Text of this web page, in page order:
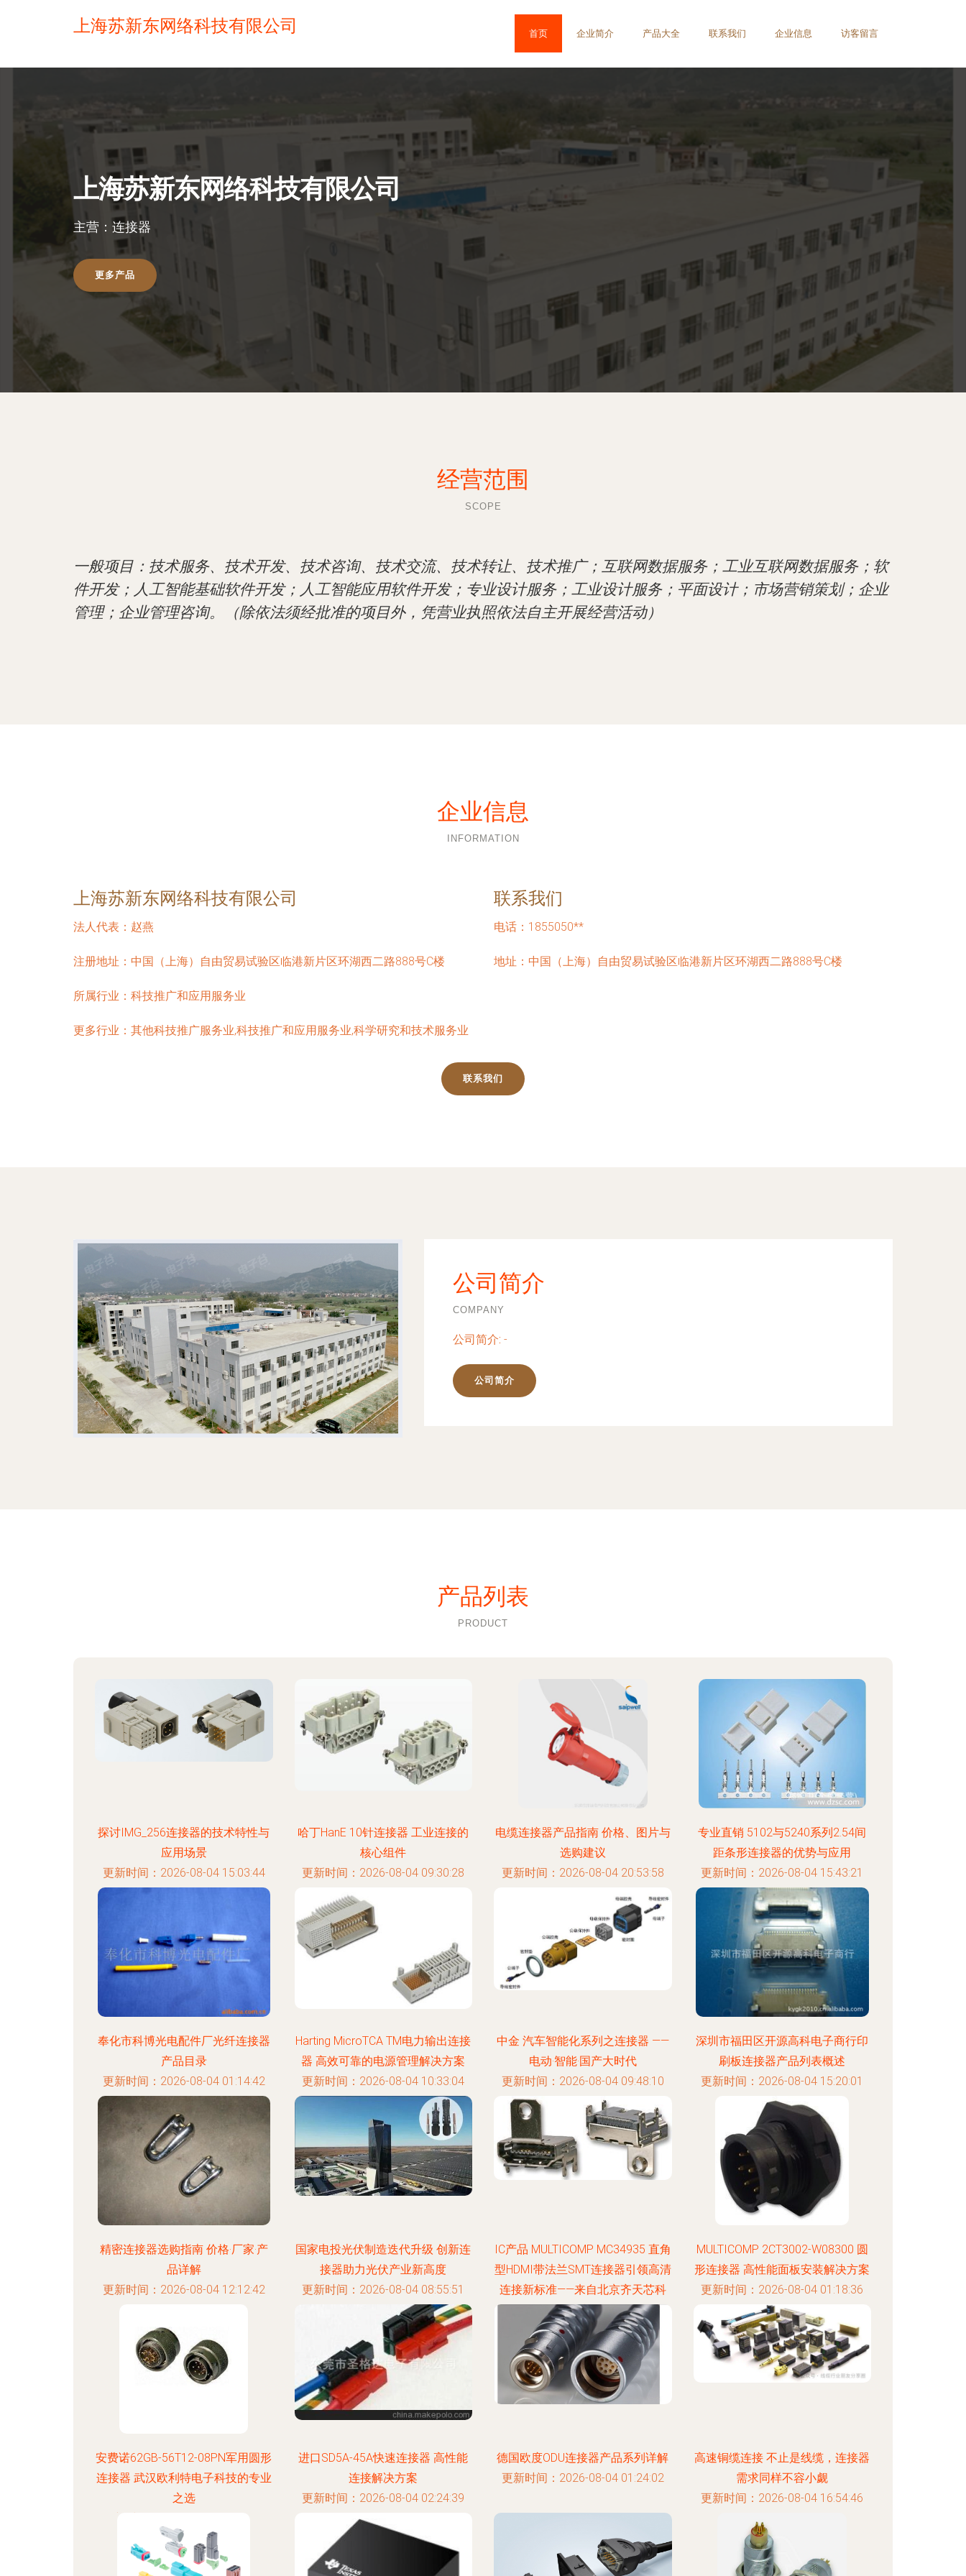
上海苏新东网络科技有限公司 首页 企业简介 产品大全 联系我们 企业信息 访客留言
上海苏新东网络科技有限公司
主营：连接器
更多产品
经营范围
SCOPE
一般项目：技术服务、技术开发、技术咨询、技术交流、技术转让、技术推广；互联网数据服务；工业互联网数据服务；软
件开发；人工智能基础软件开发；人工智能应用软件开发；专业设计服务；工业设计服务；平面设计；市场营销策划；企业
管理；企业管理咨询。（除依法须经批准的项目外，凭营业执照依法自主开展经营活动）
企业信息
INFORMATION
上海苏新东网络科技有限公司
法人代表： 赵燕
注册地址： 中国（上海）自由贸易试验区临港新片区环湖西二路888号C楼
所属行业： 科技推广和应用服务业
更多行业： 其他科技推广服务业,科技推广和应用服务业,科学研究和技术服务业
联系我们
电话：1855050**
地址：中国（上海）自由贸易试验区临港新片区环湖西二路888号C楼
联系我们
公司简介
COMPANY
公司简介: -
公司简介
产品列表
PRODUCT
探讨IMG_256连接器的技术特性与
应用场景
更新时间：2026-08-04 15:03:44
哈丁HanE 10针连接器 工业连接的
核心组件
更新时间：2026-08-04 09:30:28
电缆连接器产品指南 价格、图片与
选购建议
更新时间：2026-08-04 20:53:58
专业直销 5102与5240系列2.54间
距条形连接器的优势与应用
更新时间：2026-08-04 15:43:21
奉化市科博光电配件厂光纤连接器
产品目录
更新时间：2026-08-04 01:14:42
Harting MicroTCA TM电力输出连接
器 高效可靠的电源管理解决方案
更新时间：2026-08-04 10:33:04
中金 汽车智能化系列之连接器 ——
电动·智能·国产大时代
更新时间：2026-08-04 09:48:10
深圳市福田区开源高科电子商行印
刷板连接器产品列表概述
更新时间：2026-08-04 15:20:01
精密连接器选购指南 价格·厂家·产
品详解
更新时间：2026-08-04 12:12:42
国家电投光伏制造迭代升级 创新连
接器助力光伏产业新高度
更新时间：2026-08-04 08:55:51
IC产品 MULTICOMP MC34935 直角
型HDMI带法兰SMT连接器引领高清
连接新标准——来自北京齐天芯科
技
更新时间：2026-08-04 03:06:03
MULTICOMP 2CT3002-W08300 圆
形连接器 高性能面板安装解决方案
更新时间：2026-08-04 01:18:36
安费诺62GB-56T12-08PN军用圆形
连接器 武汉欧利特电子科技的专业
之选
进口SD5A-45A快速连接器 高性能
连接解决方案
更新时间：2026-08-04 02:24:39
德国欧度ODU连接器产品系列详解
更新时间：2026-08-04 01:24:02
高速铜缆连接 不止是线缆，连接器
需求同样不容小觑
更新时间：2026-08-04 16:54:46